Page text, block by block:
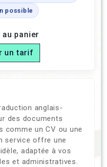
possible
panier
un tarif
anglais-
des documents
un CV ou une
service offre une
adaptée à vos
et administratives.